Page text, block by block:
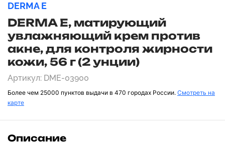
DERMA E
DERMA E, матирующий
увлажняющий крем против
акне, для контроля жирности
кожи, 56 г (2 унции)
Артикул: DME-03900
Более чем 25000 пунктов выдачи в 470 городах России. Смотреть на
карте
Описание